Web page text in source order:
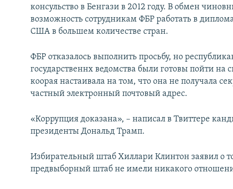
консульство в Бенгази в 2012 году. В обмен
возможность сотрудникам ФБР работать в
США в большем количестве стран.
ФБР отказалось выполнить просьбу, но
государственнх ведомства были готовы пойти на
коорая настаивала на том, что она не получала
частный электронный почтовый адрес.
«Коррупция доказана», – написал в Твиттере
президенты Дональд Трамп.
Избирательный штаб Хиллари Клинтон заявил о
предвыборный штаб не имели никакого